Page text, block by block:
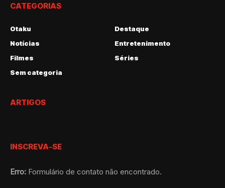
CATEGORIAS
Otaku
Destaque
Notícias
Entretenimento
Filmes
Séries
Sem categoria
ARTIGOS
INSCREVA-SE
Erro: Formulário de contato não encontrado.